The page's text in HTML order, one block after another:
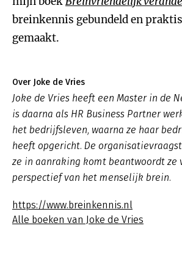
breinkennis gebundeld en
gemaakt.
Over Joke de Vries
Joke de Vries heeft een Master in de
is daarna als HR Business Partner
het bedrijfsleven, waarna ze haar
heeft opgericht. De
ze in aanraking komt beantwoordt ze
perspectief van het menselijk brein.
https://www.breinkennis.nl
Alle boeken van Joke de Vries